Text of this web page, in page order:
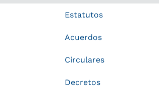
Estatutos
Acuerdos
Circulares
Decretos